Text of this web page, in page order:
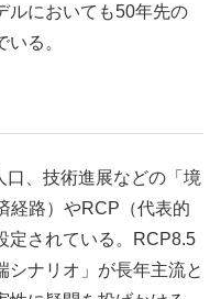
ルにおいても50年先の
る。
口、技術進展などの「境
経路）やRCP（代表的
定されている。RCP8.5
シナリオ」が長年主流と